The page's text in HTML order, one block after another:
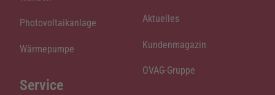
Photovoltaikanlage
Wärmepumpe
Service
Aktuelles
Kundenmagazin
OVAG-Gruppe